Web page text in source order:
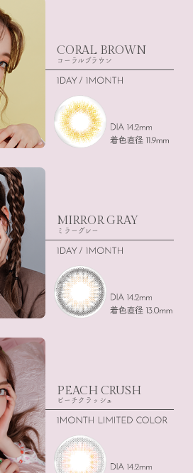
CORAL BROWN
コーラルブラウン
MIRROR GRAY
ミラーグレー
PEACH CRUSH
ピーチクラッシュ